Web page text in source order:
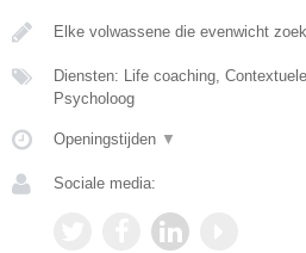
Elke volwassene die evenwicht
Diensten: Life coaching,
Psycholoog
Openingstijden ▼
Sociale media: